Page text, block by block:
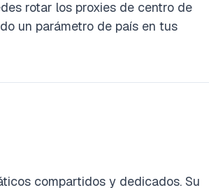
rotar los proxies de centro de
un parámetro de país en tus
compartidos y dedicados. Su